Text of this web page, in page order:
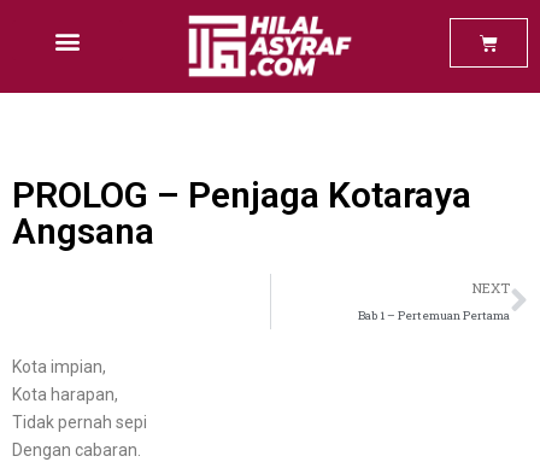
PROLOG – Penjaga Kotaraya
Angsana
NEXT
Bab 1 – Pertemuan Pertama
Kota impian,
Kota harapan,
Tidak pernah sepi
Dengan cabaran.